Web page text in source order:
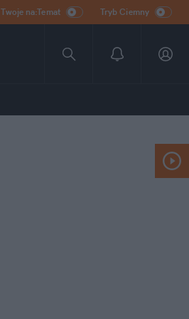
Twoje na:Temat Tryb Ciemny